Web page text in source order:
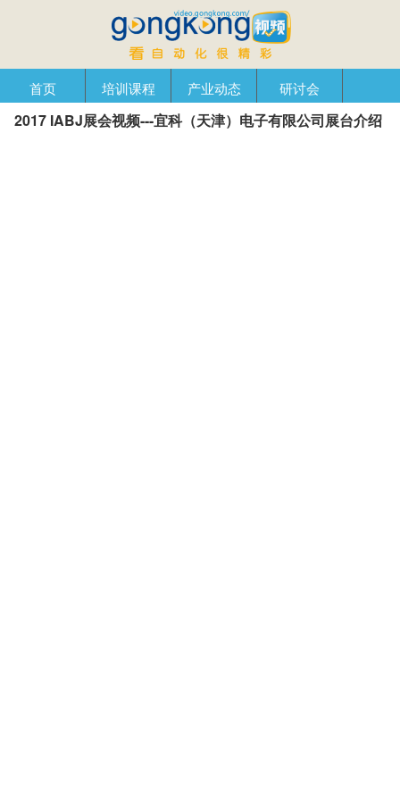
首页 培训课程 产业动态
研讨会
产品在线
自动化播客 创新管理 企业视窗
2017 IABJ展会视频---宜科（天津）电子有限公司展台介绍